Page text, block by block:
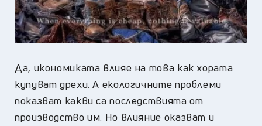
Да, икономиката влияе на това как хората
купуват дрехи. А екологичните проблеми
показват какви са последствията от
производство им. Но влияние оказват и